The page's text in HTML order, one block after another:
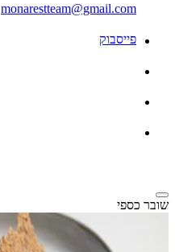
monarestteam@gmail.com
פייסבוק
שובר כספי